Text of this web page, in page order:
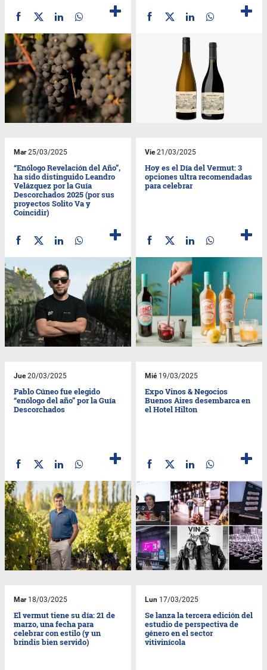
Mar25/03/2025
“Enólogo Revelación del Año”,
ha sido distinguido Leandro
Velázquez por la Guía
Descorchados 2025 (por sus
proyectos Solito Va y
Coincidir)
Vie21/03/2025
Hoy es el Día del Vermut: 3
opciones ultra recomendadas
para celebrar
Jue20/03/2025
Pablo Cúneo fue elegido
“enólogo del año” por la Guía
Descorchados
Mié19/03/2025
Expo Vinos & Negocios
Buenos Aires desembarca en
el Hotel Hilton
Mar18/03/2025
El vermut tiene su día: 21 de
marzo, una fecha para
celebrar con estilo (y un
brindis bien servido)
Lun 17/03/2025
Se lanza la tercera edición del
estudio de perspectiva de
género en el sector
vitivinícola